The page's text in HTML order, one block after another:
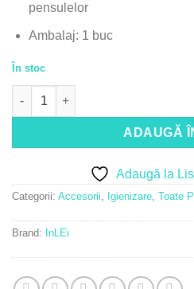
pensulelor
Ambalaj: 1 buc
În stoc
Cantitate InLei® Barolo
ADAUGĂ
Adaugă la
Categorii: Accesorii, Igienizare, Toate
Brand: InLEi